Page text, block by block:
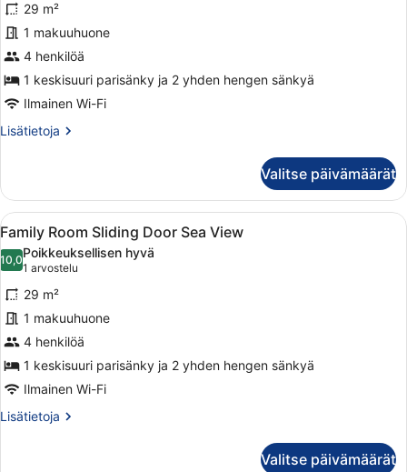
Room
Sliding
Door
Inland
View
kuvat
29 m²
1 makuuhuone
4 henkilöä
1 keskisuuri parisänky ja 2 yhden hengen sänkyä
Ilmainen Wi-Fi
Lisätietoja
Lisätietoja
Sliding
Door
Inland
View
Valitse päivämäärät
Avaa
kaikki
huonetyypin
Family
Room
Sliding
Door
Sea
View
kuvat
Hotellihuone, jossa on sänky,
10
Family Room Sliding Door Sea View
10,010,0 kautta 10
Poikkeuksellisen hyvä
1 arvostelu
(1
arvostelu)
29 m²
1 makuuhuone
4 henkilöä
1 keskisuuri parisänky ja 2 yhden hengen sänkyä
Ilmainen Wi-Fi
Lisätietoja
Lisätietoja
Valitse päivämäärät